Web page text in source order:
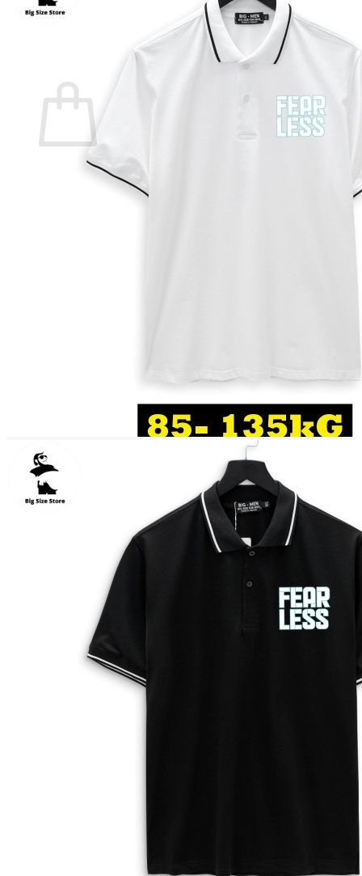
Quay trở lại cửa hàng
Chưa có sản phẩm trong giỏ hàng.
Quay trở lại cửa hàng